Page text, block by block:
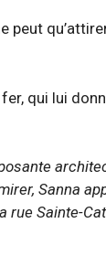
peut
qui lui
Sanna
Sainte-